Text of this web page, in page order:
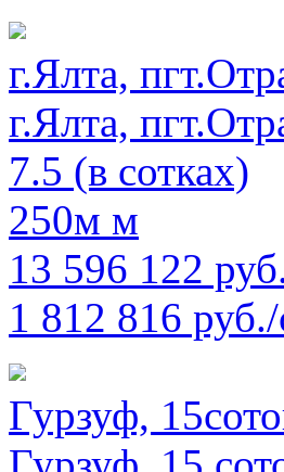
г.Ялта,
г.Ялта,
7.5 (в сотках)
250м м
13 596 122
1 812 816 руб./
Гурзуф,